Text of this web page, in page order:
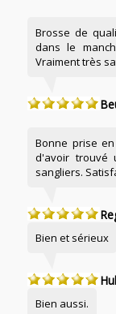
Brosse de
dans le
Vraiment très
Bonne prise
d'avoir trouvé
sangliers.
Bien et sérieux
Bien aussi.